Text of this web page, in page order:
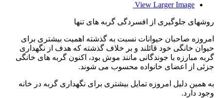
View Larger Image
روشهای جلوگیری از افسردگی گربه های تنها
امروزه صاحبان حیوانات نسبت به گذشته اهمیت بیشتری برای
حیوان خانگی خود قائلند و بر خلاف گذشته که هدف از نگهداری
گربه مبارزه با جوندگانی مانند موش بود، اکنون گربه های خانگی
جزئی از اعضای خانواده محسوب می شوند.
به همین دلیل امروزه تمایل بیشتری برای نگهداری گربه در خانه
وجود دارد.